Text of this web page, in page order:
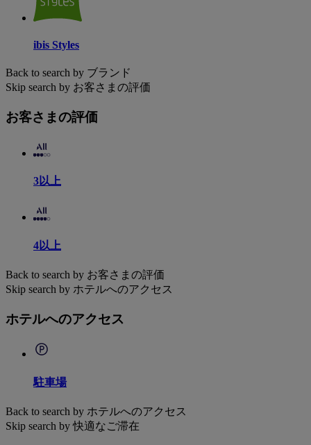
ibis Styles
Back to search by ブランド
Skip search by お客さまの評価
お客さまの評価
3以上
4以上
Back to search by お客さまの評価
Skip search by ホテルへのアクセス
ホテルへのアクセス
駐車場
Back to search by ホテルへのアクセス
Skip search by 快適なご滞在